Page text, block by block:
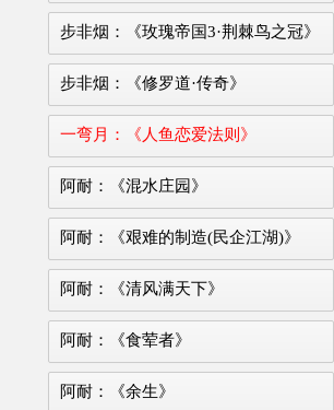
步非烟：《玫瑰帝国3·荆棘鸟之冠》
步非烟：《修罗道·传奇》
一弯月：《人鱼恋爱法则》
阿耐：《混水庄园》
阿耐：《艰难的制造(民企江湖)》
阿耐：《清风满天下》
阿耐：《食荤者》
阿耐：《余生》